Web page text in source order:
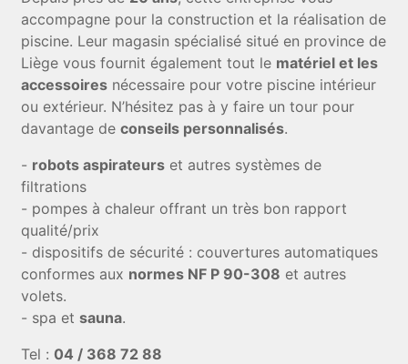
accompagne pour la construction et la réalisation de
piscine. Leur magasin spécialisé situé en province de
Liège vous fournit également tout le matériel et les
accessoires nécessaire pour votre piscine intérieur
ou extérieur. N’hésitez pas à y faire un tour pour
davantage deconseils personnalisés.
- robots aspirateurs et autres systèmes de
filtrations
- pompes à chaleur offrant un très bon rapport
qualité/prix
- dispositifs de sécurité : couvertures automatiques
conformes aux normes NF P 90-308 et autres
volets.
- spa etsauna.
Tel : 04 / 368 72 88